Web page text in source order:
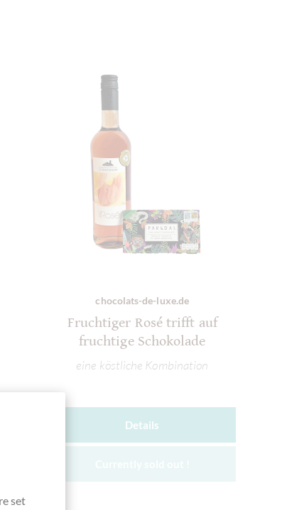
chocolats-de-luxe.de
Fruchtiger Rosé trifft auf
fruchtige Schokolade
eine köstliche Kombination
Details
set